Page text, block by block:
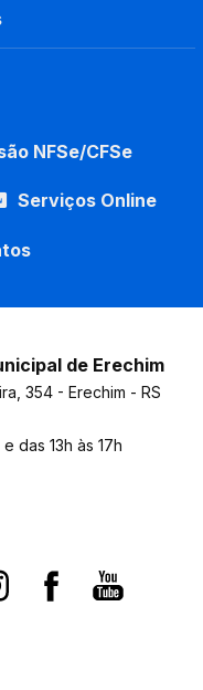
NFSe/CFSe
Serviços Online
de Erechim
354 - Erechim - RS
das 13h às 17h